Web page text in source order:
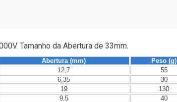
Tamanho da Abertura de 33mm.
Abertura (mm)
Peso (g)
12,7
55
6,35
30
19
130
9,5
40